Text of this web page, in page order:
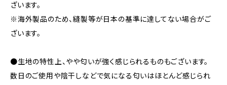
ざいます。
※海外製品のため、縫製等が日本の基準に達してない場合がご
ざいます。
●生地の特性上、やや匂いが強く感じられるものもございます。
数日のご使用や陰干しなどで気になる匂いはほとんど感じられ